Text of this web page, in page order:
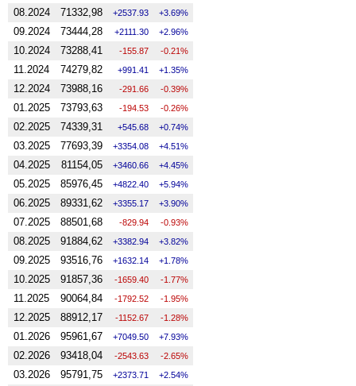
08.2024 71332,98 2537.93 3.69%
09.2024 73444,28 2111.30 2.96%
10.2024 73288,41 -155.87 -0.21%
11.2024 74279,82 991.41 1.35%
12.2024 73988,16 -291.66 -0.39%
01.2025 73793,63 -194.53 -0.26%
02.2025 74339,31 545.68 0.74%
03.2025 77693,39 3354.08 4.51%
04.2025 81154,05 3460.66 4.45%
05.2025 85976,45 4822.40 5.94%
06.2025 89331,62 3355.17 3.90%
07.2025 88501,68 -829.94 -0.93%
08.2025 91884,62 3382.94 3.82%
09.2025 93516,76 1632.14 1.78%
10.2025 91857,36 -1659.40 -1.77%
11.2025 90064,84 -1792.52 -1.95%
12.2025 88912,17 -1152.67 -1.28%
01.2026 95961,67 7049.50 7.93%
02.2026 93418,04 -2543.63 -2.65%
03.2026 95791,75 2373.71 2.54%